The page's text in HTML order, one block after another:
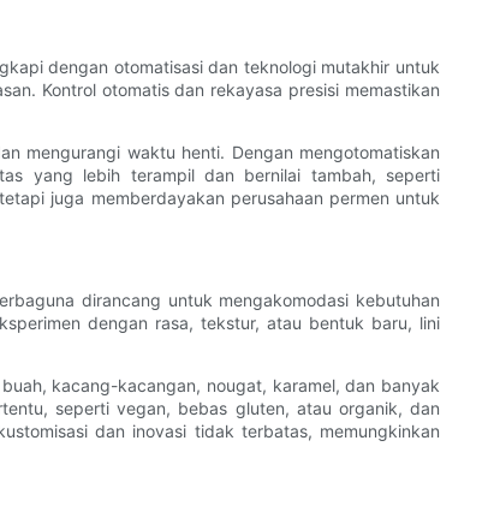
dengan otomatisasi dan teknologi mutakhir untuk
Kontrol otomatis dan rekayasa presisi memastikan
mengurangi waktu henti. Dengan mengotomatiskan
yang lebih terampil dan bernilai tambah, seperti
juga memberdayakan perusahaan permen untuk
dirancang untuk mengakomodasi kebutuhan
dengan rasa, tekstur, atau bentuk baru, lini
kacang-kacangan, nougat, karamel, dan banyak
seperti vegan, bebas gluten, atau organik, dan
dan inovasi tidak terbatas, memungkinkan